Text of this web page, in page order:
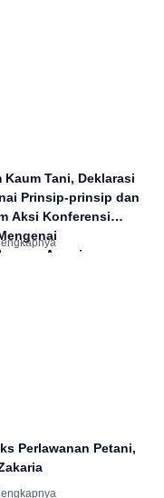
Kaum Tani, Deklarasi
Prinsip-prinsip dan
Aksi Konferensi
Agraria
Perlawanan Petani,